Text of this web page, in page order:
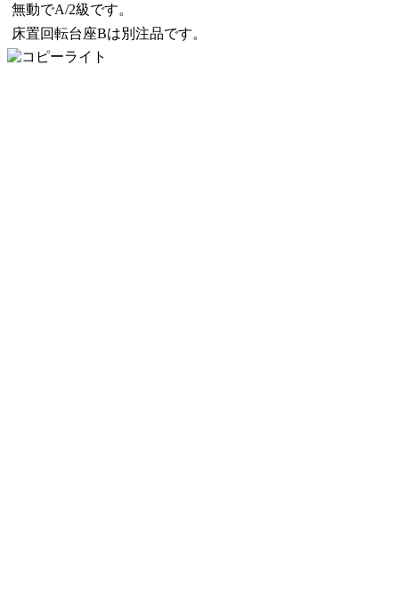
無動でA/2級です。
床置回転台座Bは別注品です。